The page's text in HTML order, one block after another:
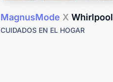
MagnusMode X Whirlpool
CUIDADOS EN EL HOGAR